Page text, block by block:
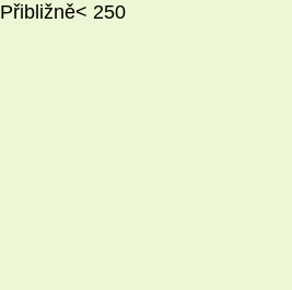
Přibližně< 250